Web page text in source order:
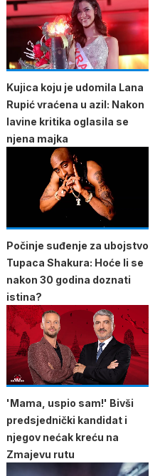
Kujica koju je udomila Lana
Rupić vraćena u azil: Nakon
lavine kritika oglasila se
njena majka
Počinje suđenje za ubojstvo
Tupaca Shakura: Hoće li se
nakon 30 godina doznati
istina?
'Mama, uspio sam!' Bivši
predsjednički kandidat i
njegov nećak kreću na
Zmajevu rutu